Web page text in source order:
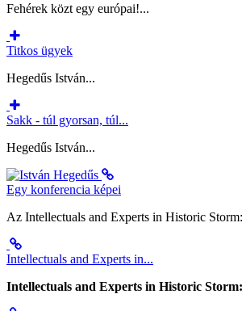
Fehérek közt egy európai!...
Titkos ügyek
Hegedűs István...
Sakk - túl gyorsan, túl...
Hegedűs István...
Egy konferencia képei
Az Intellectuals and Experts in Historic
Intellectuals and Experts in...
Intellectuals and Experts in Historic